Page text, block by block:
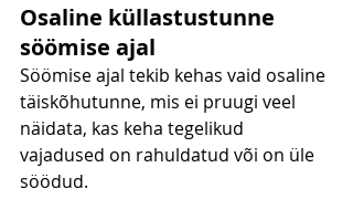
Osaline küllastustunne
söömise ajal
Söömise ajal tekib kehas vaid osaline
täiskõhutunne, mis ei pruugi veel
näidata, kas keha tegelikud
vajadused on rahuldatud või on üle
söödud.